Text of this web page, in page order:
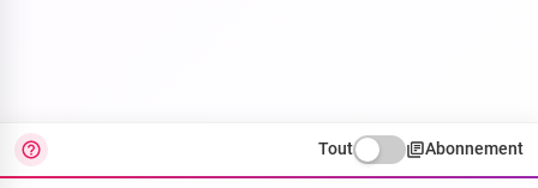
Tout Abonnement